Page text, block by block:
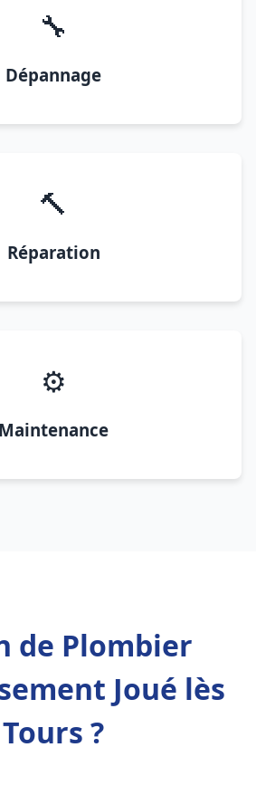
🔧
Dépannage
🔨
Réparation
⚙️
Maintenance
de Plombier
Joué lès
Tours ?